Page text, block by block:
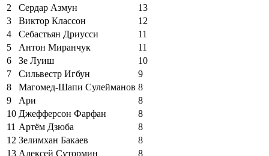
2
Сердар Азмун
13
3
Виктор Классон
12
4
Себастьян Дриусси
11
5
Антон Миранчук
11
6
Зе Луиш
10
7
Сильвестр Игбун
9
8
Магомед-Шапи Сулейманов 8
9
Ари
8
10 Джефферсон Фарфан
8
11 Артём Дзюба
8
12 Зелимхан Бакаев
8
13 Алексей Сутормин
8